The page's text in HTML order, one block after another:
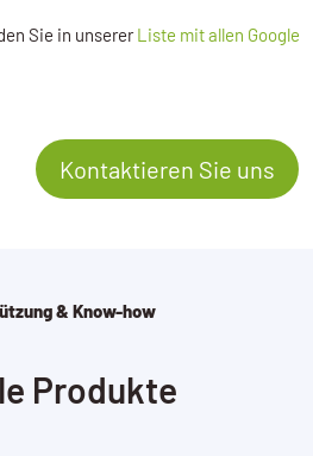
Sie in unsererListe mit allen Google
Kontaktieren Sie uns
& Know-how
Produkte